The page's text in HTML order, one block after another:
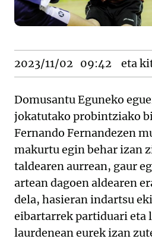
2023/11/02 09:42 eta
Domusantu Eguneko
jokatutako probintziako
Fernando Fernandezen
makurtu egin behar izan
taldearen aurrean, gaur
artean dagoen aldearen
dela, hasieran indartsu
eibartarrek partiduari eta
laurdenean eurek izan